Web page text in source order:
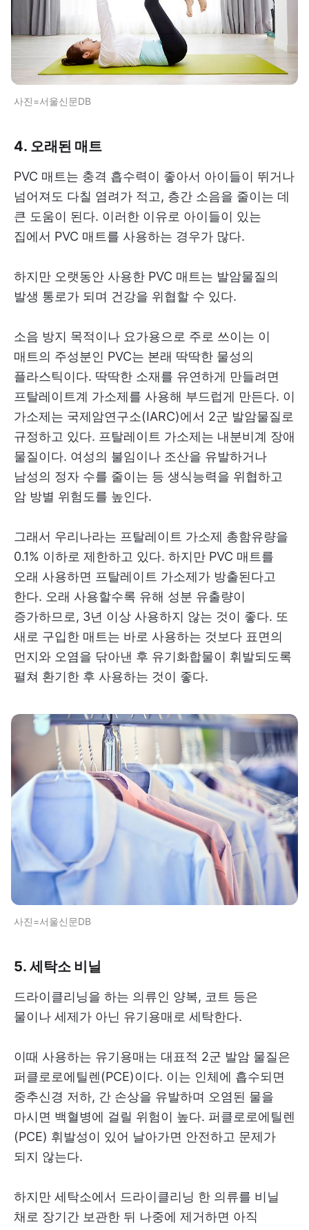
사진=서울신문DB
4. 오래된 매트
PVC 매트는 충격 흡수력이 좋아서 아이들이 뛰거나
넘어져도 다칠 염려가 적고, 층간 소음을 줄이는 데
큰 도움이 된다. 이러한 이유로 아이들이 있는
집에서 PVC 매트를 사용하는 경우가 많다.
하지만 오랫동안 사용한 PVC 매트는 발암물질의
발생 통로가 되며 건강을 위협할 수 있다.
소음 방지 목적이나 요가용으로 주로 쓰이는 이
매트의 주성분인 PVC는 본래 딱딱한 물성의
플라스틱이다. 딱딱한 소재를 유연하게 만들려면
프탈레이트계 가소제를 사용해 부드럽게 만든다. 이
가소제는 국제암연구소(IARC)에서 2군 발암물질로
규정하고 있다. 프탈레이트 가소제는 내분비계 장애
물질이다. 여성의 불임이나 조산을 유발하거나
남성의 정자 수를 줄이는 등 생식능력을 위협하고
암 방별 위험도를 높인다.
그래서 우리나라는 프탈레이트 가소제 총함유량을
0.1% 이하로 제한하고 있다. 하지만 PVC 매트를
오래 사용하면 프탈레이트 가소제가 방출된다고
한다. 오래 사용할수록 유해 성분 유출량이
증가하므로, 3년 이상 사용하지 않는 것이 좋다. 또
새로 구입한 매트는 바로 사용하는 것보다 표면의
먼지와 오염을 닦아낸 후 유기화합물이 휘발되도록
펼쳐 환기한 후 사용하는 것이 좋다.
사진=서울신문DB
5. 세탁소 비닐
드라이클리닝을 하는 의류인 양복, 코트 등은
물이나 세제가 아닌 유기용매로 세탁한다.
이때 사용하는 유기용매는 대표적 2군 발암 물질은
퍼클로로에틸렌(PCE)이다. 이는 인체에 흡수되면
중추신경 저하, 간 손상을 유발하며 오염된 물을
마시면 백혈병에 걸릴 위험이 높다. 퍼클로로에틸렌
(PCE) 휘발성이 있어 날아가면 안전하고 문제가
되지 않는다.
하지만 세탁소에서 드라이클리닝 한 의류를 비닐
채로 장기간 보관한 뒤 나중에 제거하면 아직